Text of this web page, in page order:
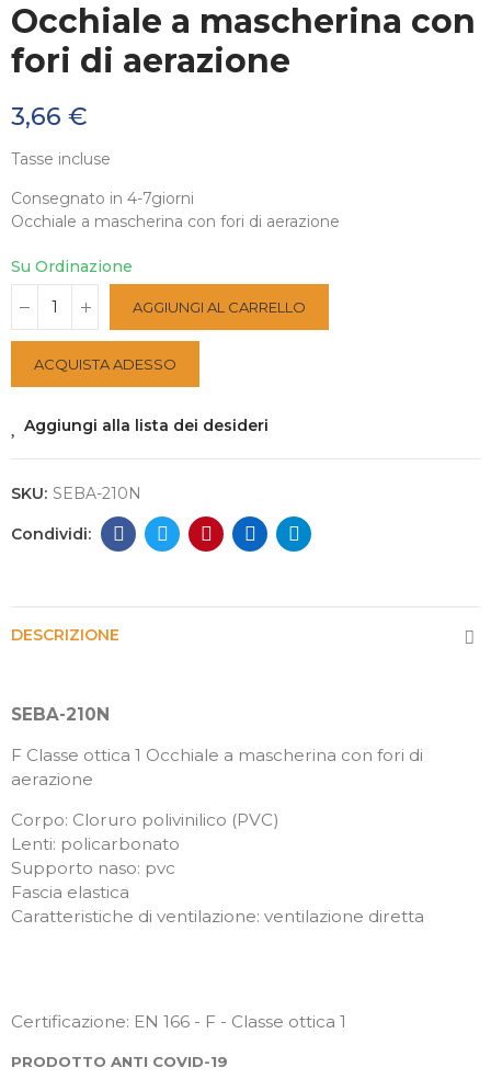
Occhiale a mascherina con
fori di aerazione
3,66 €
Tasse incluse
Consegnato in 4-7giorni
Occhiale a mascherina con fori di aerazione
Su Ordinazione
AGGIUNGI AL CARRELLO
ACQUISTA ADESSO
Aggiungi alla lista dei desideri
SKU: SEBA-210N
DESCRIZIONE
SEBA-210N
F Classe ottica 1 Occhiale a mascherina con fori di
aerazione
Corpo: Cloruro polivinilico (PVC)
Lenti: policarbonato
Supporto naso: pvc
Fascia elastica
Caratteristiche di ventilazione: ventilazione diretta
Certificazione: EN 166 - F - Classe ottica 1
PRODOTTO ANTI COVID-19